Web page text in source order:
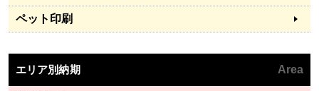
ペット印刷
エリア別納期 Area